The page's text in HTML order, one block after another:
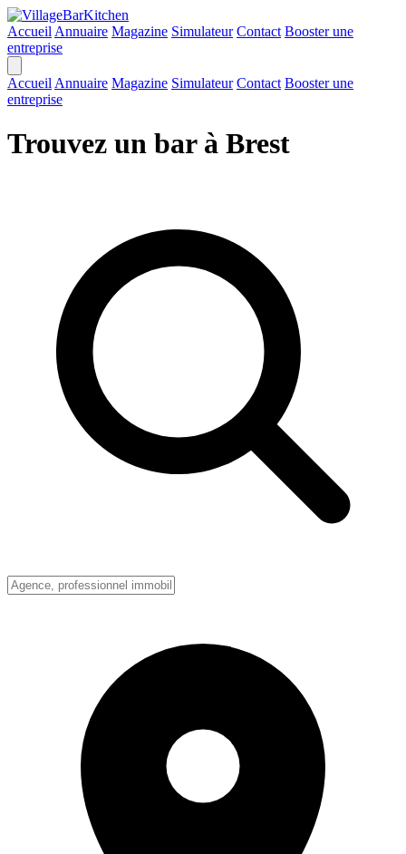
Accueil Annuaire Magazine Simulateur Contact Booster une
entreprise
Accueil Annuaire Magazine Simulateur Contact Booster une
entreprise
Trouvez un bar à Brest